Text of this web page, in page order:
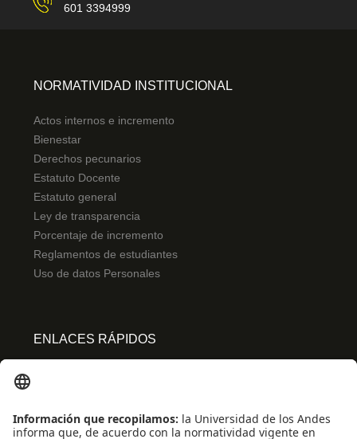
601 3394999
NORMATIVIDAD INSTITUCIONAL
Actos internos e incremento
Bienestar
Derechos pecunarios
Estatuto Docente
Estatuto general
Ley de transparencia
Porcentaje de incremento
Reglamentos de estudiantes
Uso de datos Personales
ENLACES RÁPIDOS
Convivencia y transparencia
Emergencias: Extensión 0000